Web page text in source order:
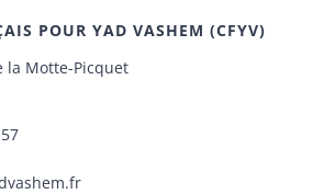
POUR YAD VASHEM (CFYV)
la Motte-Picquet